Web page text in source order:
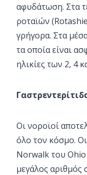
αφυδάτωση. Στα
ροταϊών
γρήγορα. Στα
τα οποία είναι
ηλικίες των 2, 4
Οι νοροϊοί
όλο τον κόσμο.
Norwalk του
μεγάλος